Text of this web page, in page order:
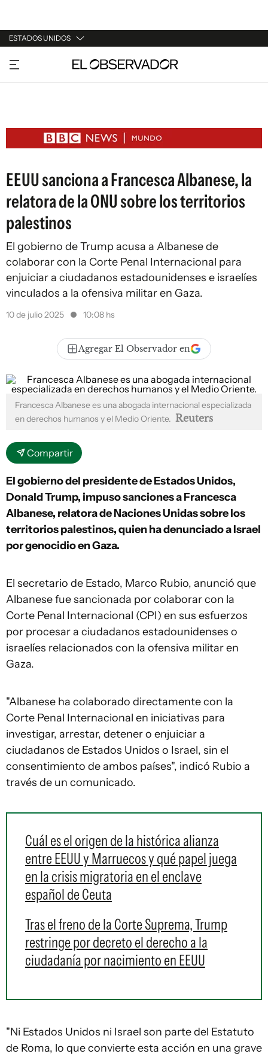
ESTADOS UNIDOS
URUGUAY
ARGENTINA
ESTADOS UNIDOS
EEUU sanciona a Francesca Albanese, la
relatora de la ONU sobre los territorios
palestinos
El gobierno de Trump acusa a Albanese de
colaborar con la Corte Penal Internacional para
enjuiciar a ciudadanos estadounidenses e israelíes
vinculados a la ofensiva militar en Gaza.
10 de julio 2025 10:08 hs
Agregar El Observador en
Francesca Albanese es una abogada internacional especializada
en derechos humanos y el Medio Oriente. Reuters
Compartir
El gobierno del presidente de Estados Unidos,
Donald Trump, impuso sanciones a Francesca
Albanese, relatora de Naciones Unidas sobre los
territorios palestinos, quien ha denunciado a Israel
por genocidio en Gaza.
El secretario de Estado, Marco Rubio, anunció que
Albanese fue sancionada por colaborar con la
Corte Penal Internacional (CPI) en sus esfuerzos
por procesar a ciudadanos estadounidenses o
israelíes relacionados con la ofensiva militar en
Gaza.
"Albanese ha colaborado directamente con la
Corte Penal Internacional en iniciativas para
investigar, arrestar, detener o enjuiciar a
ciudadanos de Estados Unidos o Israel, sin el
consentimiento de ambos países", indicó Rubio a
través de un comunicado.
Cuál es el origen de la histórica alianza
entre EEUU y Marruecos y qué papel juega
en la crisis migratoria en el enclave
español de Ceuta
Tras el freno de la Corte Suprema, Trump
restringe por decreto el derecho a la
ciudadanía por nacimiento en EEUU
"Ni Estados Unidos ni Israel son parte del Estatuto
de Roma, lo que convierte esta acción en una grave